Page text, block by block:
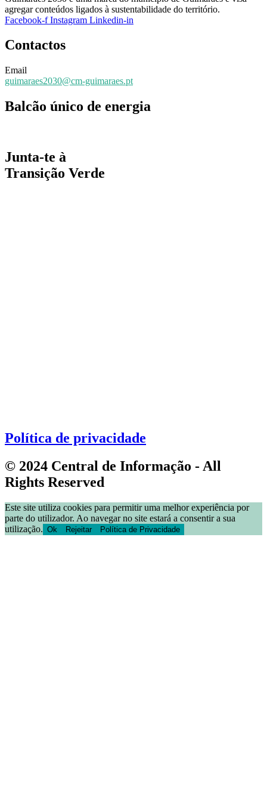
agregar conteúdos ligados à sustentabilidade do território.
Facebook-f Instagram Linkedin-in
Contactos
Email
guimaraes2030@cm-guimaraes.pt
Balcão único de energia
Junta-te à
Transição Verde
Política de privacidade
© 2024 Central de Informação - All
Rights Reserved
Este site utiliza cookies para permitir uma melhor experiência por
parte do utilizador. Ao navegar no site estará a consentir a sua
utilização. Ok Rejeitar Política de Privacidade